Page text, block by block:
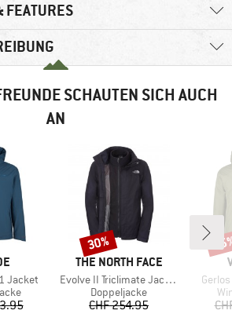
FEATURES
SCHAUTEN SICH AUCH
AN
Jacket
Preis
MARKE
THE NORTH FACE
Artikel
Evolve II Triclimate Jacket
Produktgruppe
Doppeljacke
Preis
CHF 254.95reduzierter Preis
Rabatt
30%
Artikel